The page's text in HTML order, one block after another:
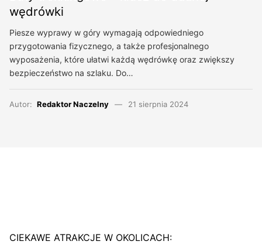
wędrówki
Piesze wyprawy w góry wymagają odpowiedniego
przygotowania fizycznego, a także profesjonalnego
wyposażenia, które ułatwi każdą wędrówkę oraz zwiększy
bezpieczeństwo na szlaku. Do…
Autor: Redaktor Naczelny 21 sierpnia 2024
CIEKAWE ATRAKCJE W OKOLICACH: